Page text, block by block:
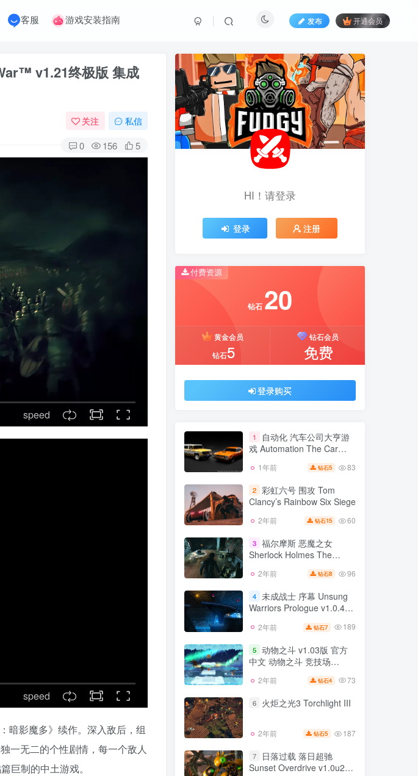
客服 游戏安装指南 发布 开通会员
v1.21终极版 集成
关注 私信
0 156 5
speed
speed
暗影魔多》续作。深入敌后，组
一无二的个性剧情，每一个敌人
巨制的中土游戏。
HI！请登录
登录 注册
付费资源
钻石 20
黄金会员
钻石5
钻石会员
免费
登录购买
1
自动化 汽车公司大亨游
戏 Automation The Car
v250320.35141.7302版 集
成全DLC 官方中文
1年前 钻石5 83
2 彩虹六号 围攻 Tom
Clancy’s Rainbow Six Siege
2年前 钻石15 60
3 福尔摩斯 恶魔之女
Sherlock Holmes The
Devil’s Daughter Build1421
官方中文
2年前 钻石8 96
4 未成战士 序幕 Unsung
Warriors Prologue v1.0.4版
2年前 钻石7 189
5 动物之斗 v1.03版 官方
中文 动物之斗 竞技场
2年前 钻石4 73
6 火炬之光3 Torchlight III
2年前 钻石5 187
7
日落过载 落日超驰
Sunset Overdrive v1.0u2版
HI！请登录
登录 注册
推荐开通钻石会员下载更优惠！
推荐开通钻石会员下载更优惠！
20
5 免费
1
自动化 汽车公司大亨游
戏 Automation The Car
Company Tycoon Game
v250320.35141.7302版 集
成全DLC 官方中文
1年前 钻石5 83
2
彩虹六号 围攻 Tom
2年前 钻石15
3
福尔摩斯 恶魔之女
Devil’s Daughter Build1421
官方中文
2年前 钻石 96
4
未成战士 序幕 Unsung
Warriors Prologue v1.0.4版
汉化中文
2年前 钻石7
5
动物之斗 v1.03版 官方
v1.0.4b版 官方中文
6 火炬之光3 Torchlight III
2年前 钻石5 187